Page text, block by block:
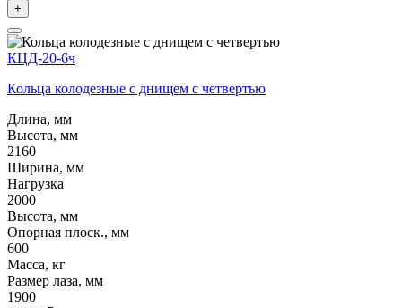
+
КЦД-20-6ч
Кольца колодезные с днищем с четвертью
Длина, мм
Высота, мм
2160
Ширина, мм
Нагрузка
2000
Высота, мм
Опорная плоск., мм
600
Масса, кг
Размер лаза, мм
1900